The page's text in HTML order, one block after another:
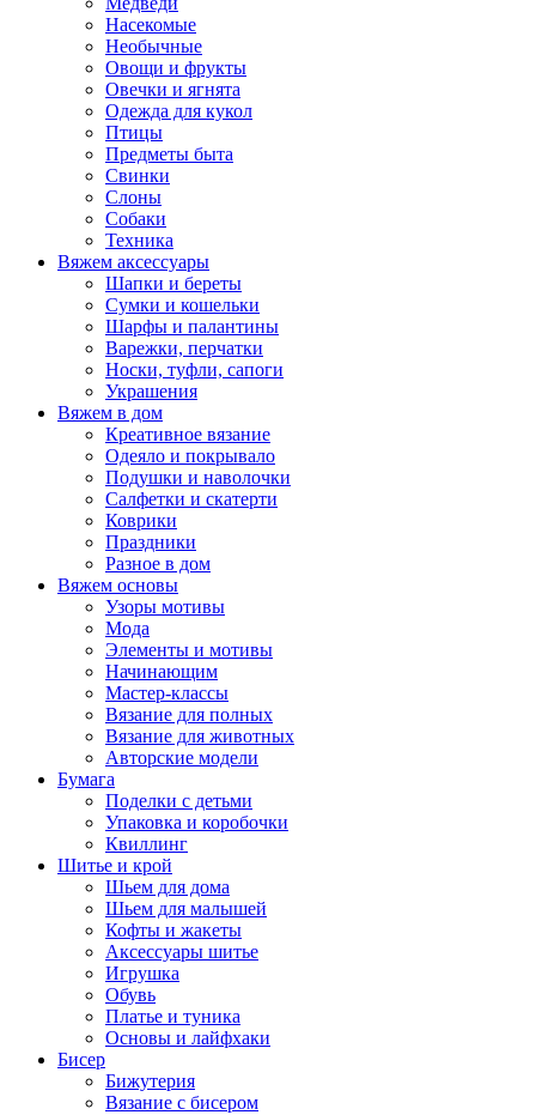
Насекомые
Необычные
Овощи и фрукты
Овечки и ягнята
Одежда для кукол
Птицы
Предметы быта
Свинки
Слоны
Собаки
Техника
Вяжем аксессуары
Шапки и береты
Сумки и кошельки
Шарфы и палантины
Варежки, перчатки
Носки, туфли, сапоги
Украшения
Вяжем в дом
Креативное вязание
Одеяло и покрывало
Подушки и наволочки
Салфетки и скатерти
Коврики
Праздники
Разное в дом
Вяжем основы
Узоры мотивы
Мода
Элементы и мотивы
Начинающим
Мастер-классы
Вязание для полных
Вязание для животных
Авторские модели
Бумага
Поделки с детьми
Упаковка и коробочки
Квиллинг
Шитье и крой
Шьем для дома
Шьем для малышей
Кофты и жакеты
Аксессуары шитье
Игрушка
Обувь
Платье и туника
Основы и лайфхаки
Бисер
Бижутерия
Вязание с бисером